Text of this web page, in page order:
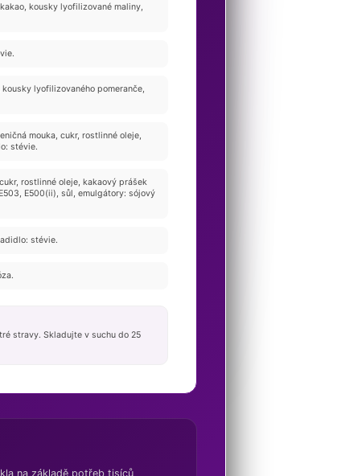
kousky lyofilizované maliny,
lyofilizovaného pomeranče,
mouka, cukr, rostlinné oleje,
stévie.
rostlinné oleje, kakaový prášek
E500(ii), sůl, emulgátory: sójový
stévie.
stravy. Skladujte v suchu do 25
na základě potřeb tisíců